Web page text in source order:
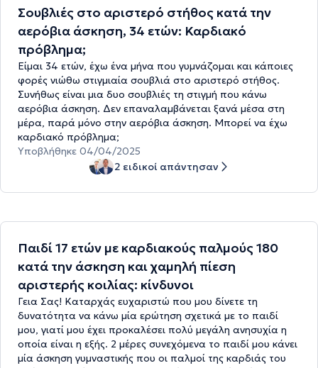
Σουβλιές στο αριστερό στήθος κατά την
αερόβια άσκηση, 34 ετών: Καρδιακό
πρόβλημα;
Είμαι 34 ετών, έχω ένα μήνα που γυμνάζομαι και κάποιες
φορές νιώθω στιγμιαία σουβλιά στο αριστερό στήθος.
Συνήθως είναι μια δυο σουβλιές τη στιγμή που κάνω
αερόβια άσκηση. Δεν επαναλαμβάνεται ξανά μέσα στη
μέρα, παρά μόνο στην αερόβια άσκηση. Μπορεί να έχω
καρδιακό πρόβλημα;
Υποβλήθηκε 04/04/2025
2 ειδικοί απάντησαν
Παιδί 17 ετών με καρδιακούς παλμούς 180
κατά την άσκηση και χαμηλή πίεση
αριστερής κοιλίας: κίνδυνοι
Γεια Σας! Καταρχάς ευχαριστώ που μου δίνετε τη
δυνατότητα να κάνω μία ερώτηση σχετικά με το παιδί
μου, γιατί μου έχει προκαλέσει πολύ μεγάλη ανησυχία η
οποία είναι η εξής. 2 μέρες συνεχόμενα το παιδί μου κάνει
μία άσκηση γυμναστικής που οι παλμοί της καρδιάς του